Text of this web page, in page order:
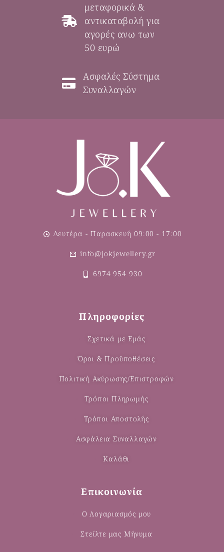
μεταφορικά &
αντικαταβολή για
αγορές ανω των
50 ευρώ
Ασφαλές Σύστημα
Συναλλαγών
Δευτέρα - Παρασκευή 09:00 - 17:00
info@jokjewellery.gr
6974 954 930
Πληροφορίες
Σχετικά με Εμάς
Όροι & Προϋποθέσεις
Πολιτική Ακύρωσης/Επιστροφών
Τρόποι Πληρωμής
Τρόποι Αποστολής
Ασφάλεια Συναλλαγών
Καλάθι
Επικοινωνία
Ο Λογαριασμός μου
Στείλτε μας Μήνυμα